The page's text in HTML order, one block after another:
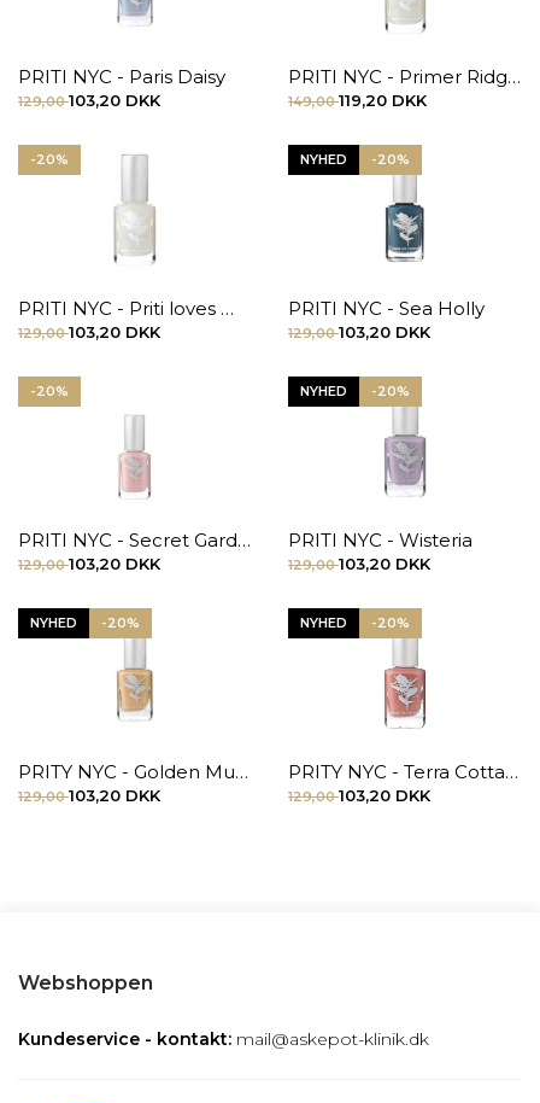
PRITI NYC - Paris Daisy
129,00103,20 DKK
PRITI NYC - Primer Ridge Filler
149,00119,20 DKK
-20%
PRITI NYC - Priti loves matte
129,00103,20 DKK
NYHED -20%
PRITI NYC - Sea Holly
129,00103,20 DKK
-20%
PRITI NYC - Secret Garden Rose 12,6 ml.
129,00103,20 DKK
NYHED -20%
PRITI NYC - Wisteria
129,00103,20 DKK
NYHED -20%
PRITY NYC - Golden Mustard Rose
129,00103,20 DKK
NYHED -20%
PRITY NYC - Terra Cotta Daisy
129,00103,20 DKK
Webshoppen
Kundeservice - kontakt: mail@askepot-klinik.dk